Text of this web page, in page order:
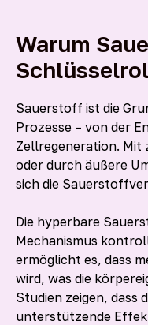
Warum
Sauerstoff ist die
Prozesse – von der
Zellregeneration. Mit
oder durch äußere
sich die
Die hyperbare
Mechanismus
ermöglicht es, dass
wird, was die
Studien zeigen, dass
unterstützende